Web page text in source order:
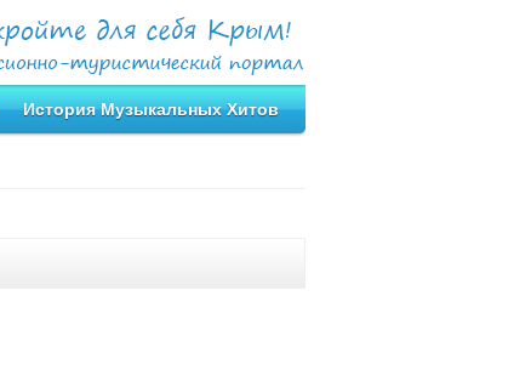
История Музыкальных Хитов